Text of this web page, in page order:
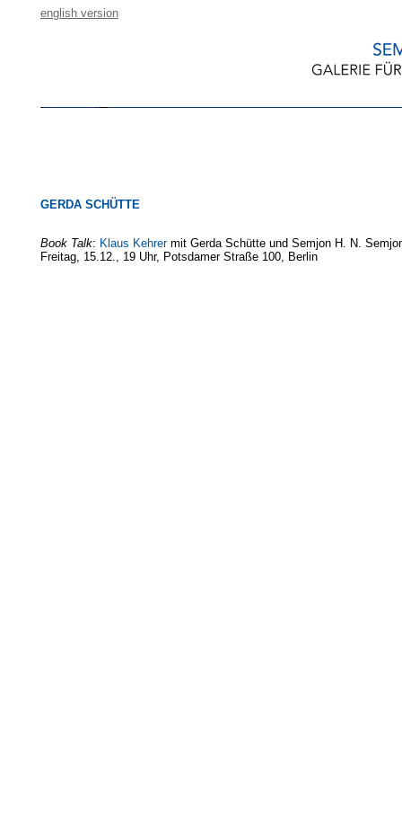
english version
GERDA SCHÜTTE
Book Talk: Klaus Kehrermit Gerda Schütte und Semjon H. N.
Freitag, 15.12., 19 Uhr, Potsdamer Straße 100, Berlin